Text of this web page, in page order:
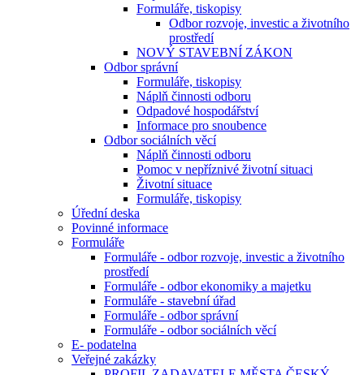
Formuláře, tiskopisy
Odbor rozvoje, investic a životního
prostředí
NOVÝ STAVEBNÍ ZÁKON
Odbor správní
Formuláře, tiskopisy
Náplň činnosti odboru
Odpadové hospodářství
Informace pro snoubence
Odbor sociálních věcí
Náplň činnosti odboru
Pomoc v nepříznivé životní situaci
Životní situace
Formuláře, tiskopisy
Úřední deska
Povinné informace
Formuláře
Formuláře - odbor rozvoje, investic a životního
prostředí
Formuláře - odbor ekonomiky a majetku
Formuláře - stavební úřad
Formuláře - odbor správní
Formuláře - odbor sociálních věcí
E- podatelna
Veřejné zakázky